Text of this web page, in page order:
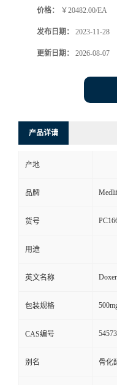
价格： ￥20482.00/EA
发布日期： 2023-11-28
更新日期： 2026-08-07
产品详请
产地
品牌
货号
用途
英文名称
包装规格
CAS编号
别名 骨化